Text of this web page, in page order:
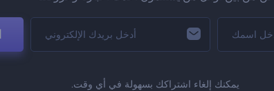
يمكنك إلغاء اشتراكك بسهولة في أي وقت.